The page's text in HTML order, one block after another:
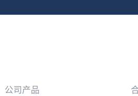
公司产品
公司产品